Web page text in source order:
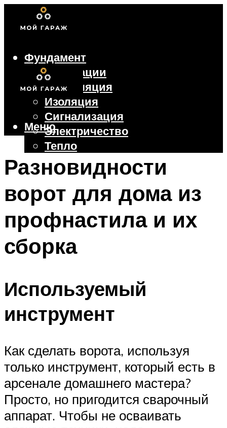
Фундамент
Коммуникации
Вентиляция
Изоляция
Сигнализация
Электричество
Тепло
Крыша
Ворота
Меню
Меню
Разновидности
ворот для дома из
профнастила и их
сборка
Используемый
инструмент
Как сделать ворота, используя
только инструмент, который есть в
арсенале домашнего мастера?
Просто, но пригодится сварочный
аппарат. Чтобы не осваивать